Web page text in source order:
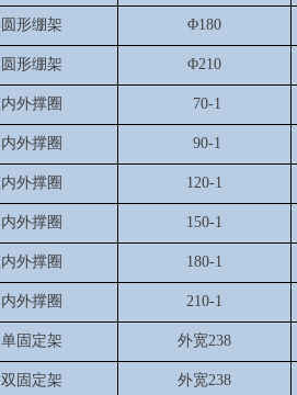
圆形绷架 Φ180
圆形绷架 Φ210
内外撑圈 70-1
内外撑圈 90-1
内外撑圈 120-1
内外撑圈 150-1
内外撑圈 180-1
内外撑圈 210-1
单固定架 外宽238
双固定架 外宽238